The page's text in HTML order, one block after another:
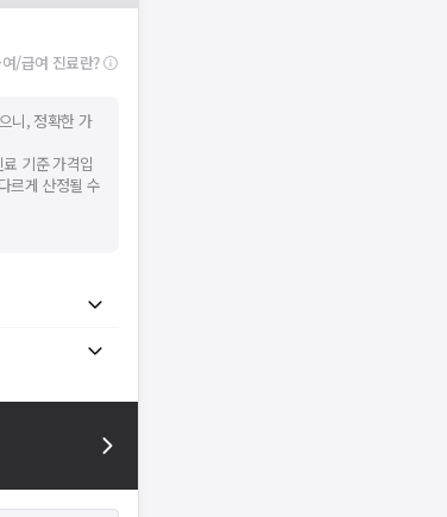
/급여 진료란?
니, 정확한 가
기준 가격입
르게 산정될 수